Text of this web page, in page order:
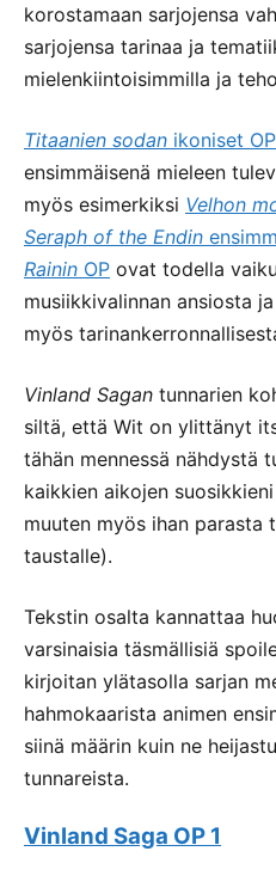
korostamaan sarjojensa
sarjojensa tarinaa ja
mielenkiintoisimmilla ja
Titaanien sodan ikoniset
ensimmäisenä mieleen
myös esimerkiksi Velhon
Seraph of the Endin
Rainin OP ovat todella
musiikkivalinnan ansiosta
myös
Vinland Sagan tunnarien
siltä, että Wit on ylittänyt
tähän mennessä nähdystä
kaikkien aikojen
muuten myös ihan parasta
taustalle).
Tekstin osalta kannattaa
varsinaisia täsmällisiä
kirjoitan ylätasolla sarjan
hahmokaarista animen
siinä määrin kuin ne
tunnareista.
Vinland Saga OP 1